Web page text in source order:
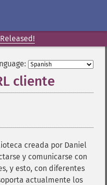
cliente
creada por Daniel
y comunicarse con
y esto, con diferentes
actualmente los